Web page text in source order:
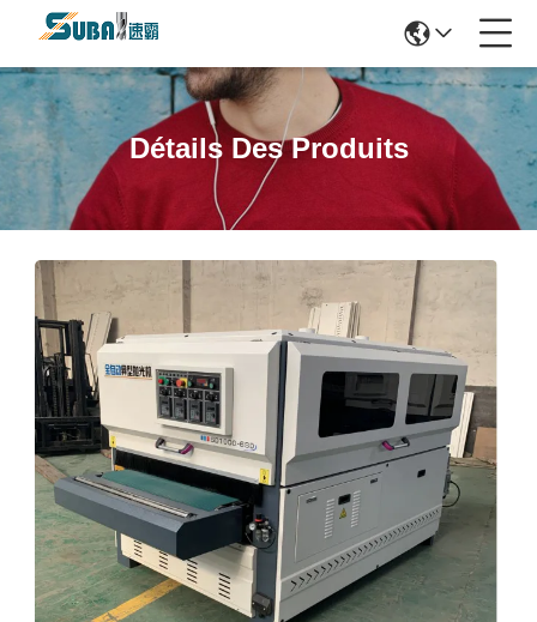
Détails Des Produits